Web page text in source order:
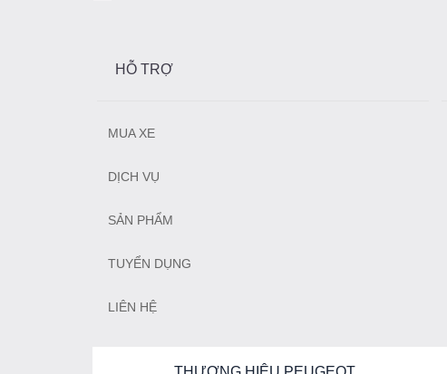
HỖ TRỢ
MUA XE
DỊCH VỤ
SẢN PHẨM
TUYỂN DỤNG
LIÊN HỆ